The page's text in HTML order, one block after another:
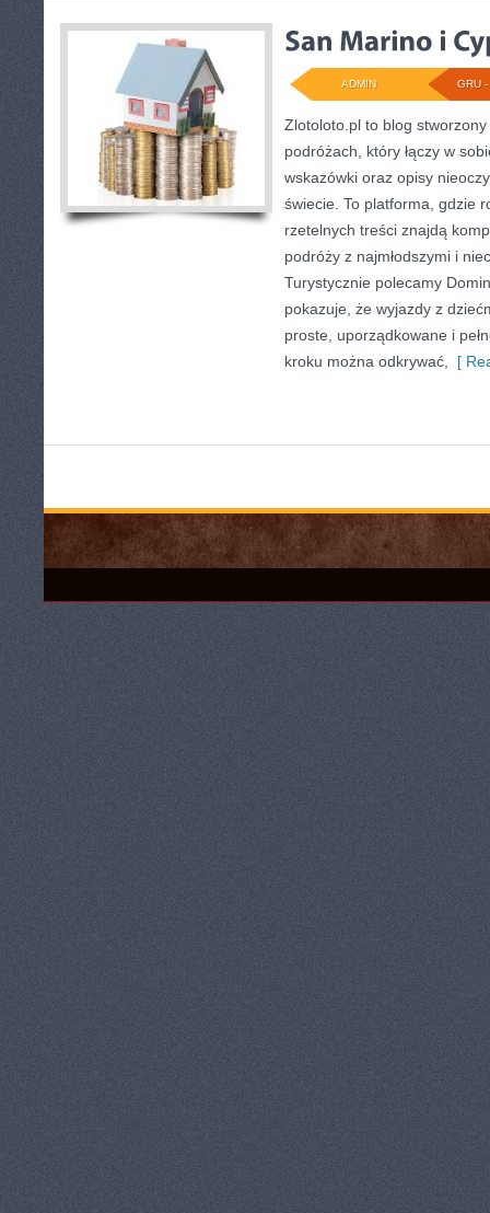
GRU
ADMIN
Zlotoloto.pl to blog
podróżach, który łączy w
wskazówki oraz opisy
świecie. To platforma, gdzie
rzetelnych treści znajdą
podróży z najmłodszymi i
Turystycznie polecamy
pokazuje, że wyjazdy z
proste, uporządkowane i
kroku można odkrywać,
[